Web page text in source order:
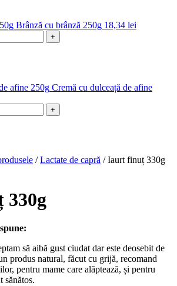
Brânză cu brânză 250g 18,34 lei
+
Cremă cu dulceață de afine
+
/Lactate de capră / Iaurt finuț 330g
să aibă gust ciudat dar este deosebit de
produs natural, făcut cu grijă, recomand
pentru mame care alăptează, și pentru
sănătos.